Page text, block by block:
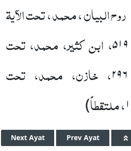
روح البیان ، محمد ، تحت الآیۃ
، ابن کثیر، محمد، تحت
، خازن، محمد، تحت
، ملتقطاً)
Next Ayat Prev Ayat